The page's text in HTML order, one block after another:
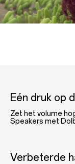
Eén druk op
Zet het volume
Speakers met
Verbeterde